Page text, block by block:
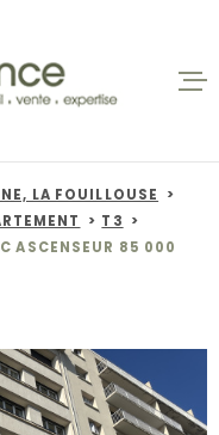
ACCUEIL
VENTES
BIENS
NOS
LA FOUILLOUSE
T3
ASCENSEUR 85 000